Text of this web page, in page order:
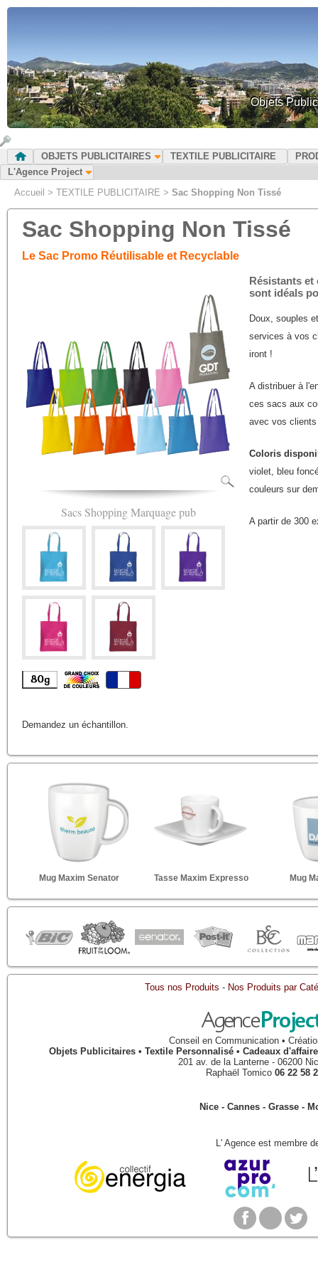
Objets
OBJETS PUBLICITAIRES TEXTILE PUBLICITAIRE
L'Agence Project
Accueil > TEXTILE PUBLICITAIRE > Sac Shopping Non Tissé
Sac Shopping Non Tissé
Le Sac Promo Réutilisable et Recyclable
Sacs Shopping Marquage pub
Résistants et
sont idéals
Doux, souples
services à vos
iront !
A distribuer à
ces sacs aux
avec vos
Coloris
violet, bleu
couleurs sur
A partir de 300
Demandez un échantillon.
Mug Maxim Senator Tasse Maxim Expresso Mug
Tous nos Produits - Nos Produits par
Conseil en Communication •
Objets Publicitaires • Textile Personnalisé • Cadeaux
201 av. de la Lanterne - 06200
Raphaël Tomico 06 22 58
Nice - Cannes - Grasse -
L' Agence est membre